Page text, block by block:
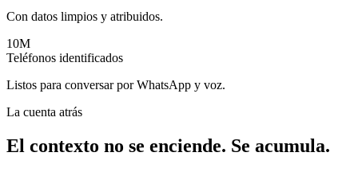
Con datos limpios y atribuidos.
10M
Teléfonos identificados
Listos para conversar por WhatsApp y voz.
La cuenta atrás
El contexto no se enciende. Se acumula.